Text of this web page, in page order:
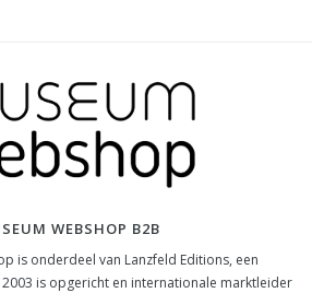
WEBSHOP B2B
is onderdeel van Lanzfeld Editions, een
is opgericht en internationale marktleider